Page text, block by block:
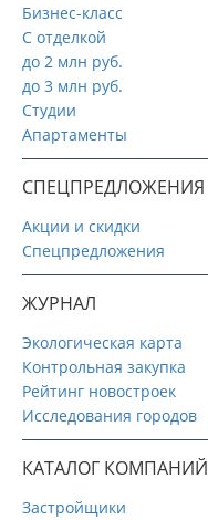
Бизнес-класс
С отделкой
до 2 млн руб.
до 3 млн руб.
Студии
Апартаменты
СПЕЦПРЕДЛОЖЕНИЯ
Акции и скидки
Спецпредложения
ЖУРНАЛ
Экологическая карта
Контрольная закупка
Рейтинг новостроек
Исследования городов
КАТАЛОГ КОМПАНИЙ
Застройщики